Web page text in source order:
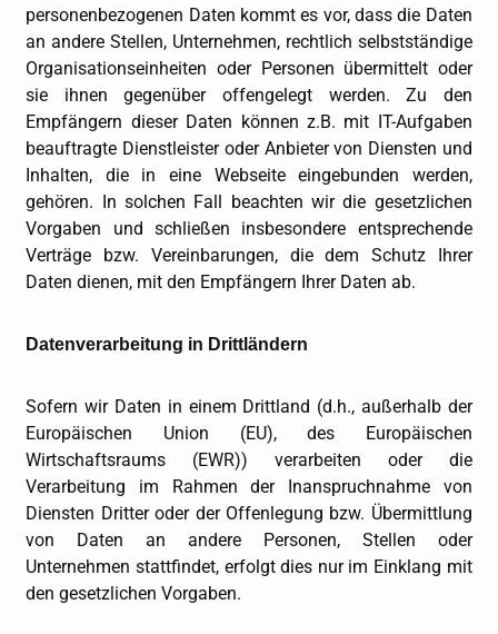
personenbezogenen Daten kommt es vor, dass die Daten
an andere Stellen, Unternehmen, rechtlich selbstständige
Organisationseinheiten oder Personen übermittelt oder
sie ihnen gegenüber offengelegt werden. Zu den
Empfängern dieser Daten können z.B. mit IT-Aufgaben
beauftragte Dienstleister oder Anbieter von Diensten und
Inhalten, die in eine Webseite eingebunden werden,
gehören. In solchen Fall beachten wir die gesetzlichen
Vorgaben und schließen insbesondere entsprechende
Verträge bzw. Vereinbarungen, die dem Schutz Ihrer
Daten dienen, mit den Empfängern Ihrer Daten ab.
Datenverarbeitung in Drittländern
Sofern wir Daten in einem Drittland (d.h., außerhalb der
Europäischen Union (EU), des Europäischen
Wirtschaftsraums (EWR)) verarbeiten oder die
Verarbeitung im Rahmen der Inanspruchnahme von
Diensten Dritter oder der Offenlegung bzw. Übermittlung
von Daten an andere Personen, Stellen oder
Unternehmen stattfindet, erfolgt dies nur im Einklang mit
den gesetzlichen Vorgaben.